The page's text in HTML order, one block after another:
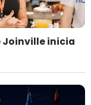
Joinville inicia